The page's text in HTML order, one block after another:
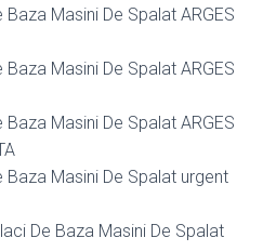
Masini De Spalat ARGES
Masini De Spalat ARGES
Masini De Spalat ARGES
Baza Masini De Spalat urgent
De Baza Masini De Spalat